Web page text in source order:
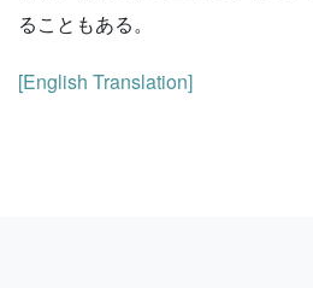
ることもある。
[English Translation]